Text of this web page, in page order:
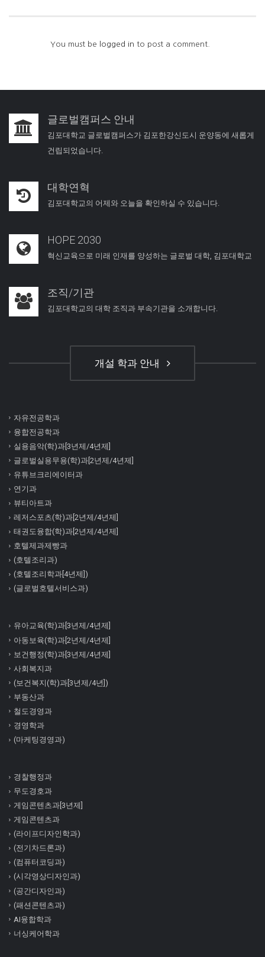
You must be logged in to post a comment.
글로벌캠퍼스 안내
김포대학교 글로벌캠퍼스가 김포한강신도시 운양동에 새롭게
건립되었습니다.
대학연혁
김포대학교의 어제와 오늘을 확인하실 수 있습니다.
HOPE 2030
혁신교육으로 미래 인재를 양성하는 글로벌 대학, 김포대학교
조직/기관
김포대학교의 대학 조직과 부속기관을 소개합니다.
개설 학과 안내
자유전공학과
융합전공학과
실용음악(학)과[3년제/4년제]
글로벌실용무용(학)과[2년제/4년제]
유튜브크리에이터과
연기과
뷰티아트과
레저스포츠(학)과[2년제/4년제]
태권도융합(학)과[2년제/4년제]
호텔제과제빵과
(호텔조리과)
(호텔조리학과[4년제])
(글로벌호텔서비스과)
유아교육(학)과[3년제/4년제]
아동보육(학)과[2년제/4년제]
보건행정(학)과[3년제/4년제]
사회복지과
(보건복지(학)과[3년제/4년])
부동산과
철도경영과
경영학과
(마케팅경영과)
경찰행정과
무도경호과
게임콘텐츠과[3년제]
게임콘텐츠과
(라이프디자인학과)
(전기차드론과)
(컴퓨터코딩과)
(시각영상디자인과)
(공간디자인과)
(패션콘텐츠과)
AI융합학과
너싱케어학과